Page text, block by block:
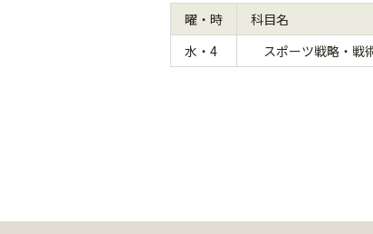
曜・時 科目名
水・4
スポーツ戦略・戦